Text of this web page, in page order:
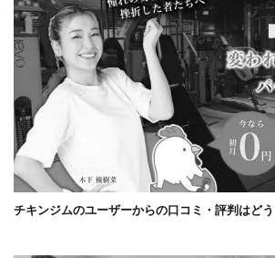
チキンジムのユーザーからの口コミ・評判はど